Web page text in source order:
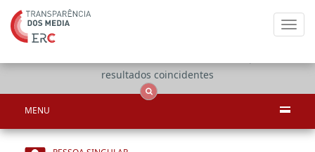
resultados coincidentes
MENU